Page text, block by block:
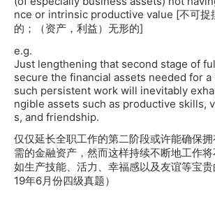
nce or intrinsic productive value [不可捉
的；（资产，利益）无形的]
e.g.
Just lengthening that second stage of
secure the financial assets needed for
such persistent work will inevitably
ngible assets such as productive skills,
s, and friendship.
仅仅延长全职工作的第二阶段或许能确保
需的金融资产，然而这样持续不断地工作
如生产技能、活力、幸福感以及友谊等宝
19年6月份四级真题）